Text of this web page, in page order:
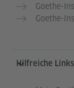
Goethe-
Goethe-
Hilfreiche Links